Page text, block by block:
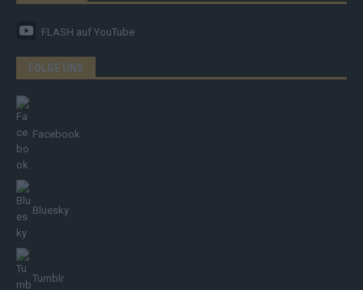
FLASH auf YouTube
FOLGE UNS
Facebook
Bluesky
Tumblr